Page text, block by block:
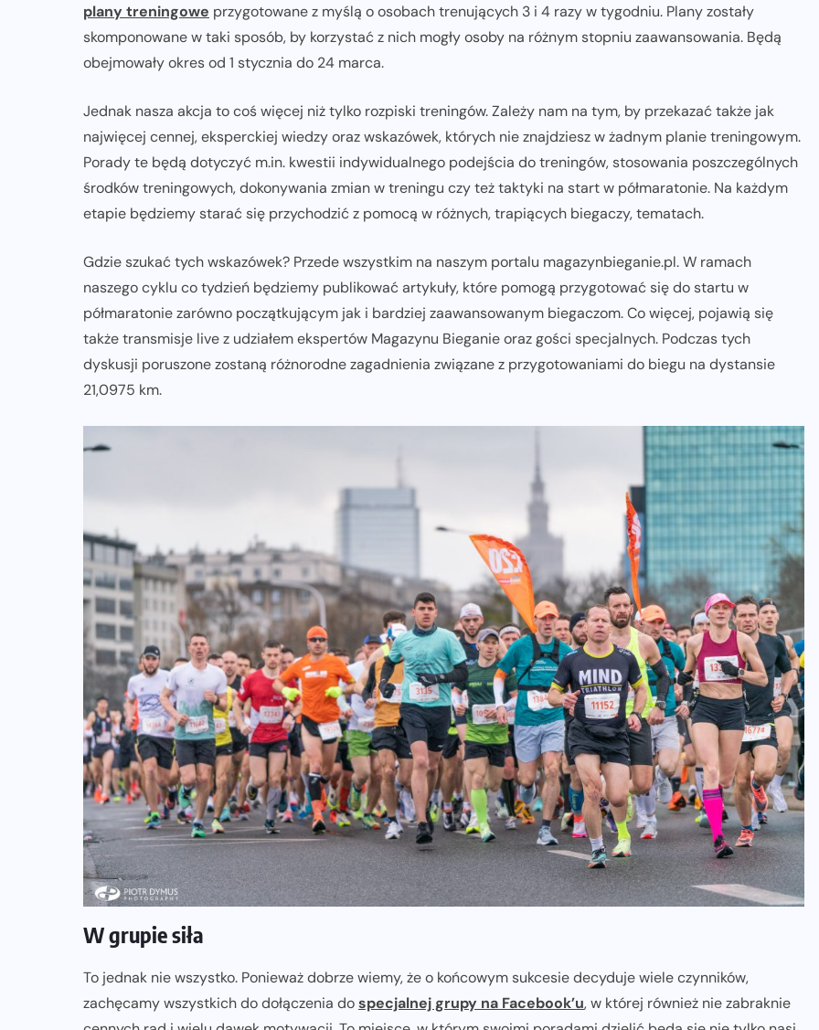
plany treningowe przygotowane z myślą o osobach trenujących 3 i 4 razy w tygodniu. Plany zostały
skomponowane w taki sposób, by korzystać z nich mogły osoby na różnym stopniu zaawansowania. Będą
obejmowały okres od 1 stycznia do 24 marca.
Jednak nasza akcja to coś więcej niż tylko rozpiski treningów. Zależy nam na tym, by przekazać także jak
najwięcej cennej, eksperckiej wiedzy oraz wskazówek, których nie znajdziesz w żadnym planie treningowym.
Porady te będą dotyczyć m.in. kwestii indywidualnego podejścia do treningów, stosowania poszczególnych
środków treningowych, dokonywania zmian w treningu czy też taktyki na start w półmaratonie. Na każdym
etapie będziemy starać się przychodzić z pomocą w różnych, trapiących biegaczy, tematach.
Gdzie szukać tych wskazówek? Przede wszystkim na naszym portalu magazynbieganie.pl. W ramach
naszego cyklu co tydzień będziemy publikować artykuły, które pomogą przygotować się do startu w
półmaratonie zarówno początkującym jak i bardziej zaawansowanym biegaczom. Co więcej, pojawią się
także transmisje live z udziałem ekspertów Magazynu Bieganie oraz gości specjalnych. Podczas tych
dyskusji poruszone zostaną różnorodne zagadnienia związane z przygotowaniami do biegu na dystansie
21,0975 km.
W grupie siła
To jednak nie wszystko. Ponieważ dobrze wiemy, że o końcowym sukcesie decyduje wiele czynników,
zachęcamy wszystkich do dołączenia dospecjalnej grupy na Facebook’u, w której również nie zabraknie